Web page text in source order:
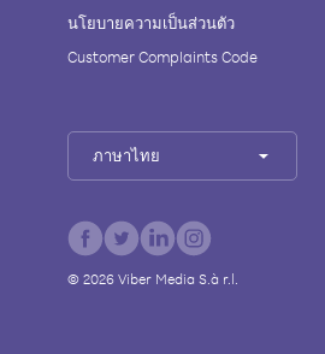
นโยบายความเป็นส่วนตัว
Customer Complaints Code
ภาษาไทย
© 2026Viber Media S.à r.l.